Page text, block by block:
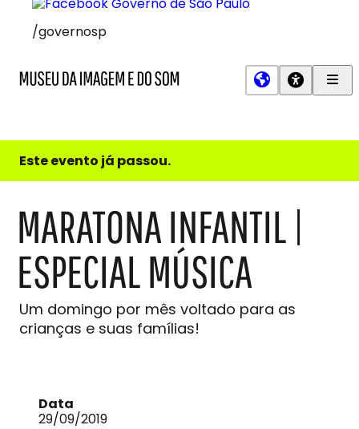
/governosp
e
do
Este evento já passou.
MARATONA INFANTIL |
ESPECIAL MÚSICA
Um domingo por mês voltado para as
crianças e suas famílias!
Data
29/09/2019